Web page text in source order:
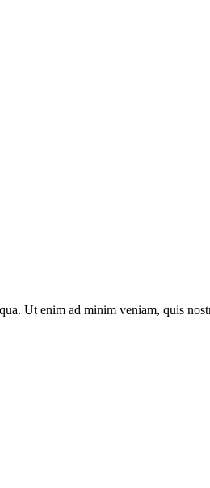
Ut enim ad minim veniam, quis